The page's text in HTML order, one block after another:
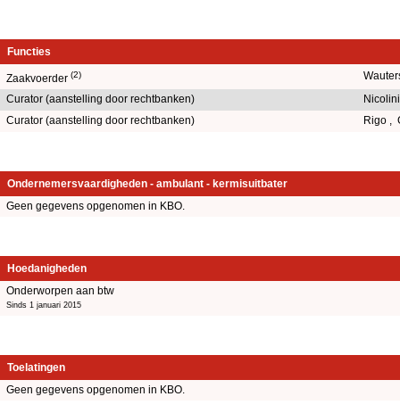
Functies
Zaakvoerder (2)
Curator (aanstelling door rechtbanken)
Curator (aanstelling door rechtbanken)
Rigo ,
Ondernemersvaardigheden - ambulant - kermisuitbater
Geen gegevens opgenomen in KBO.
Hoedanigheden
Onderworpen aan btw
Sinds 1 januari 2015
Toelatingen
Geen gegevens opgenomen in KBO.